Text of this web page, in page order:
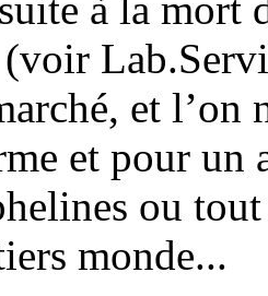
et l’on
et pour un
ou
monde...